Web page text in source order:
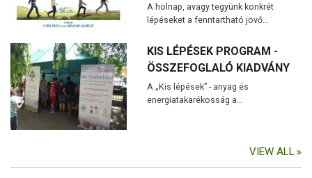
A holnap, avagy tegyünk konkrét
lépéseket a fenntartható jövő…
KIS LÉPÉSEK PROGRAM -
ÖSSZEFOGLALÓ KIADVÁNY
A „Kis lépések” - anyag és
energiatakarékosság a…
VIEW ALL